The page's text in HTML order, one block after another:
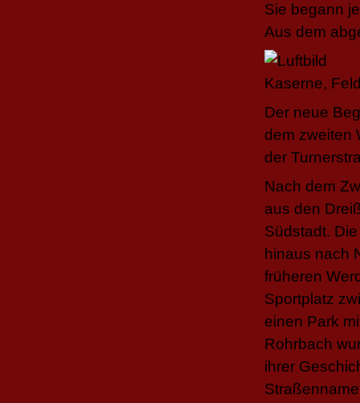
Sie begann
Aus dem
Der neue
dem zweiten
der
Nach dem
aus den
Südstadt.
hinaus nach
früheren
Sportplatz
einen Park
Rohrbach
ihrer